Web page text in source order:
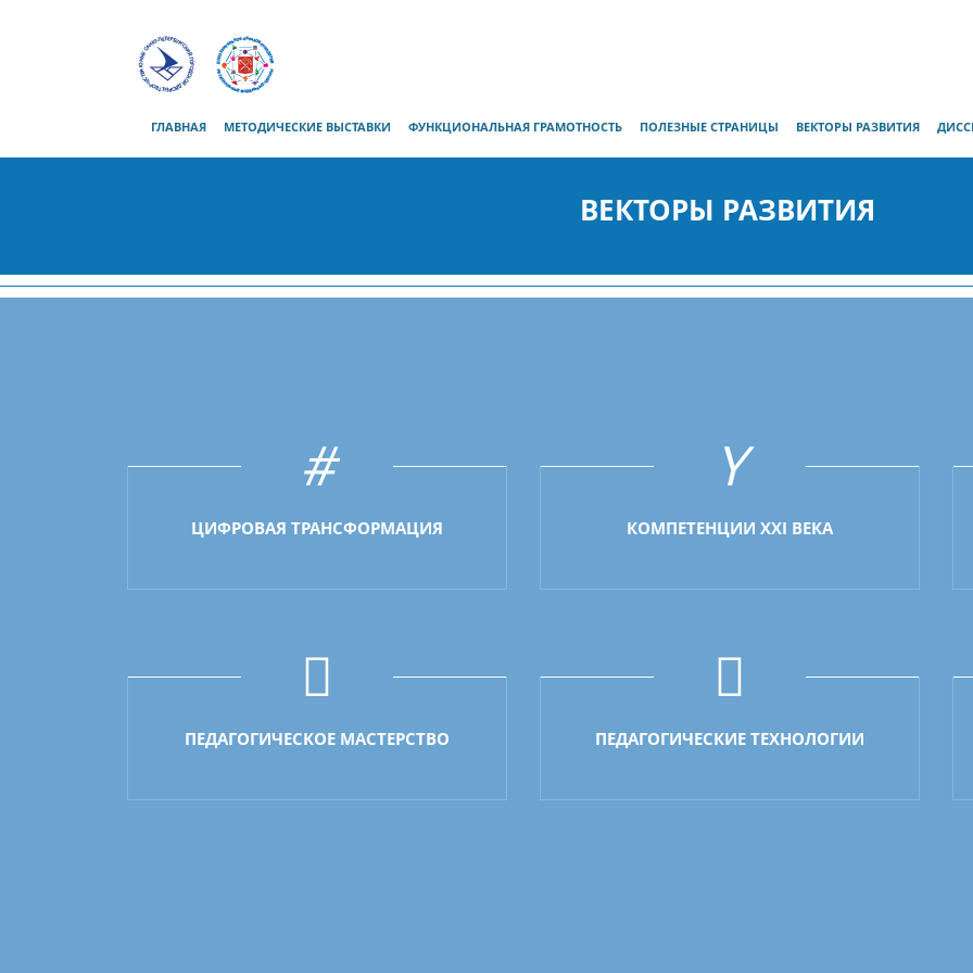
ГЛАВНАЯ МЕТОДИЧЕСКИЕ ВЫСТАВКИ ФУНКЦИОНАЛЬНАЯ ГРАМОТНОСТЬ ПОЛЕЗНЫЕ СТРАНИЦЫ ВЕКТОРЫ РАЗВИТИЯ
ВЕКТОРЫ РАЗВИТИЯ
ЦИФРОВАЯ ТРАНСФОРМАЦИЯ КОМПЕТЕНЦИИ XXI ВЕКА
ПЕДАГОГИЧЕСКОЕ МАСТЕРСТВО ПЕДАГОГИЧЕСКИЕ ТЕХНОЛОГИИ